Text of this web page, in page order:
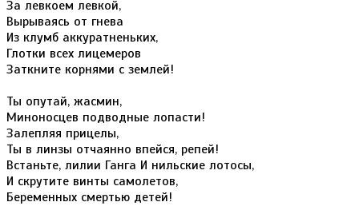
За левкоем левкой,
Вырываясь от гнева
Из клумб аккуратненьких,
Глотки всех лицемеров
Заткните корнями с землей!
Ты опутай, жасмин,
Миноносцев подводные лопасти!
Залепляя прицелы,
Ты в линзы отчаянно впейся, репей!
Встаньте, лилии Ганга И нильские лотосы,
И скрутите винты самолетов,
Беременных смертью детей!